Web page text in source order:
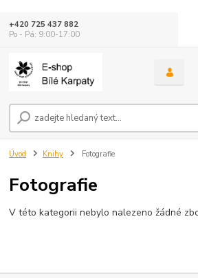
+420 725 437 882
Po - Pá: 9:00-17:00
Úvod Knihy Fotografie
Fotografie
V této kategorii nebylo nalezeno žádné